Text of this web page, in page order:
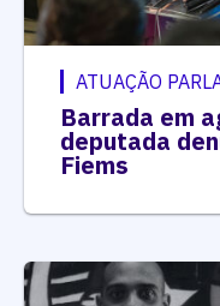
ATUAÇÃO
Barrada em
deputada
Fiems